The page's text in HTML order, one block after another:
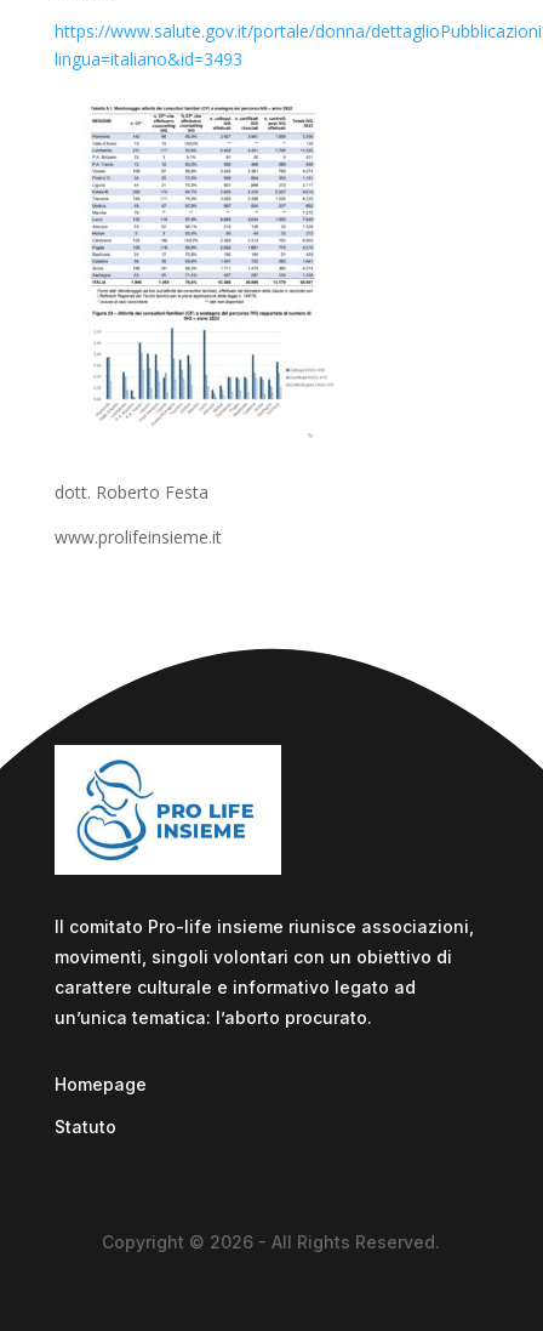
https://www.salute.gov.it/portale/donna/
lingua=italiano&id=3493
dott. Roberto Festa
www.prolifeinsieme.it
Il comitato Pro-life insieme riunisce associazioni,
movimenti, singoli volontari con un obiettivo di
carattere culturale e informativo legato ad
un’unica tematica: l’aborto procurato.
Homepage
Statuto
Copyright © 2026 - All Rights Reserved.